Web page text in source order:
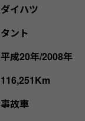
ダイハツ
タント
平成20年/2008年
116,251Km
事故車